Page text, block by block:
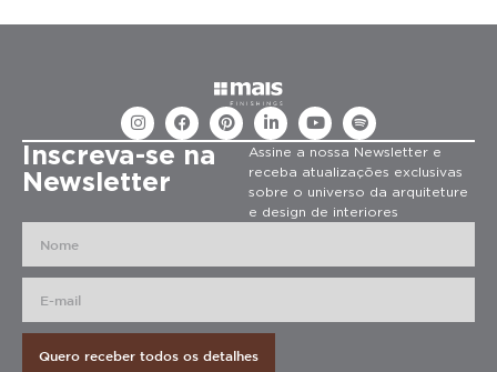
Inscreva-se na
Newsletter
Assine a nossa Newsletter e
receba atualizações exclusivas
sobre o universo da arquiteture
e design de interiores
Quero receber todos os detalhes